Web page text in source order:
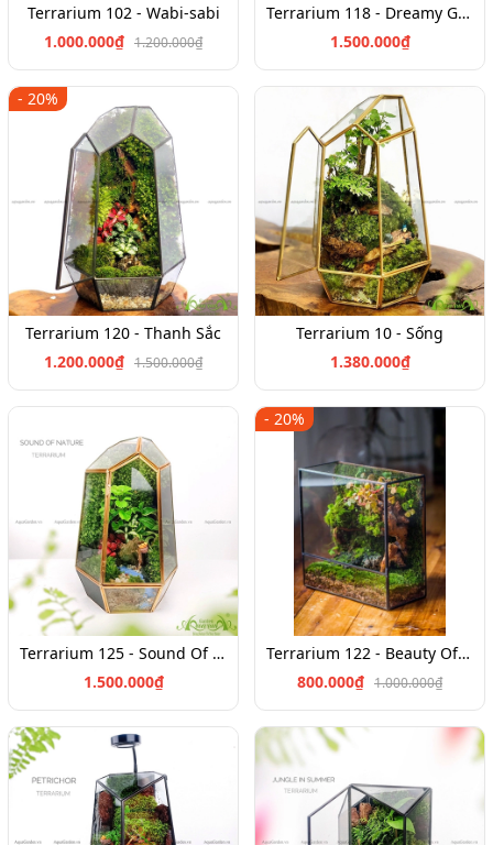
Terrarium 102 - Wabi-sabi
1.000.000₫ 1.200.000₫
Terrarium 118 - Dreamy Garden
1.500.000₫
- 20%
Terrarium 120 - Thanh Sắc
1.200.000₫ 1.500.000₫
Terrarium 10 - Sống
1.380.000₫
Terrarium 125 - Sound Of Nature
1.500.000₫
- 20%
Terrarium 122 - Beauty Of Ecosystem
800.000₫ 1.000.000₫